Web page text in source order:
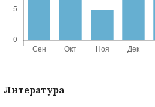
Литература